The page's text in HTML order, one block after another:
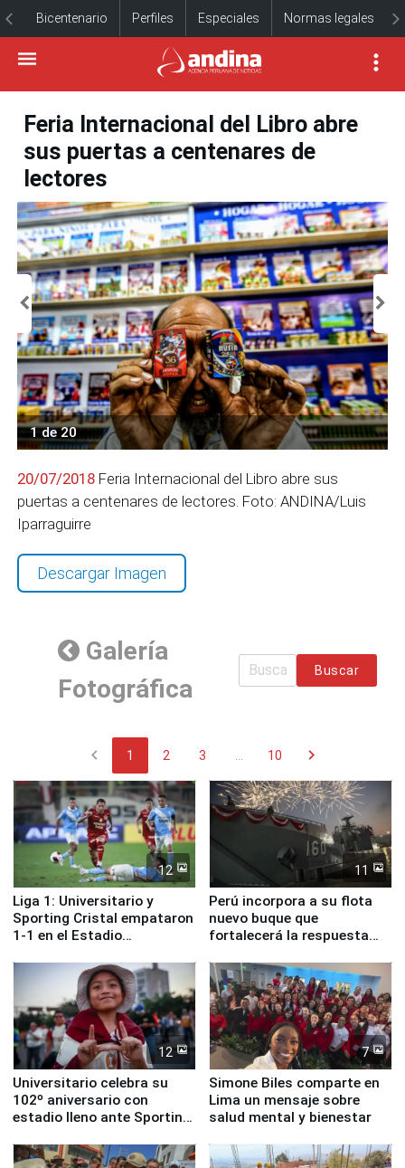
Bicentenario Perfiles Especiales Normas legales
Feria Internacional del Libro abre
sus puertas a centenares de
lectores
1 de 20
20/07/2018 Feria Internacional del Libro abre sus
puertas a centenares de lectores. Foto: ANDINA/Luis
Iparraguirre
Descargar Imagen
Galería
Fotográfica
Buscar
chevron_left 1 2 3 10 chevron_right
12
Liga 1: Universitario y
Sporting Cristal empataron
1-1 en el Estadio
11
Perú incorpora a su flota
nuevo buque que
fortalecerá la respuesta
12
Universitario celebra su
102º aniversario con
estadio lleno ante Sporting
7
Simone Biles comparte en
Lima un mensaje sobre
salud mental y bienestar